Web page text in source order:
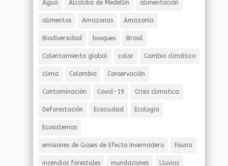
Agua Alcaldia de Medellín alimentación
alimentos Amazonas Amazonía
Biodiversidad bosques Brasil
Calentamiento global calor Cambio climático
clima Colombia Conservación
Contaminación Covid-19 Crisis climatica
Deforestación Ecociudad Ecología
Ecosistemas
emisiones de Gases de Efecto Invernadero Fauna
incendios forestales inundaciones Lluvias